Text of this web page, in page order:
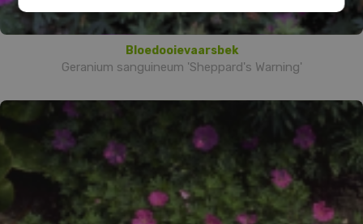
Bloedooievaarsbek
Geranium sanguineum 'Sheppard's Warning'